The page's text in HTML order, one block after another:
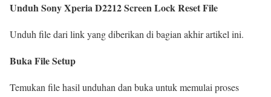
Unduh Sony Xperia D2212 Screen Lock Reset File
Unduh file dari link yang diberikan di bagian akhir artikel ini.
Buka File Setup
Temukan file hasil unduhan dan buka untuk memulai proses